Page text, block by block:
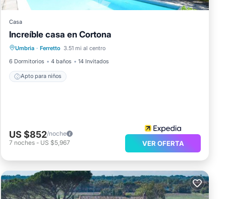
Casa
Increíble casa en Cortona
Umbria · Ferretto 3.51 mi al centro
6 Dormitorios
4 baños 14 Invitados
Apto para niños
Apto para niños
US $852/noche
7 noches - US $5,967 VER OFERTA